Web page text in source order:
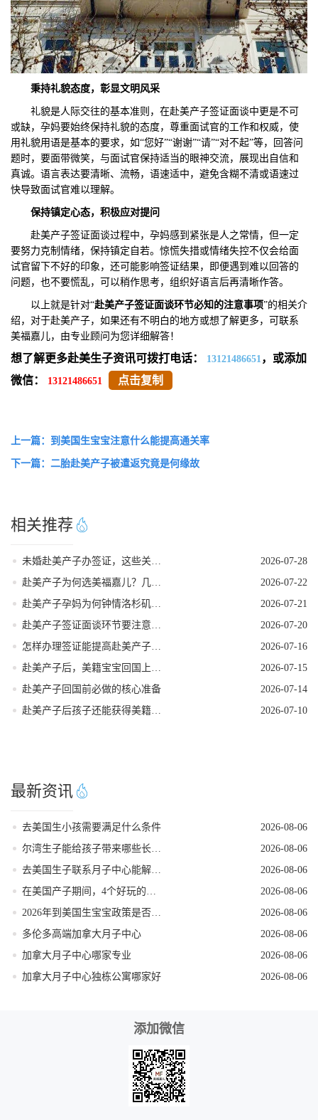
秉持礼貌态度，彰显文明风采
礼貌是人际交往的基本准则，在赴美产子签证面谈中更是不可
或缺，孕妈要始终保持礼貌的态度，尊重面试官的工作和权威，使
用礼貌用语是基本的要求，如“您好”“谢谢”“请”“对不起”等，回答问
题时，要面带微笑，与面试官保持适当的眼神交流，展现出自信和
真诚。语言表达要清晰、流畅，语速适中，避免含糊不清或语速过
快导致面试官难以理解。
保持镇定心态，积极应对提问
赴美产子签证面谈过程中，孕妈感到紧张是人之常情，但一定
要努力克制情绪，保持镇定自若。惊慌失措或情绪失控不仅会给面
试官留下不好的印象，还可能影响签证结果，即便遇到难以回答的
问题，也不要慌乱，可以稍作思考，组织好语言后再清晰作答。
以上就是针对“赴美产子签证面谈环节必知的注意事项”的相关介
绍，对于赴美产子，如果还有不明白的地方或想了解更多，可联系
美福嘉儿，由专业顾问为您详细解答！
想了解更多赴美生子资讯可拨打电话： 13121486651 ，或添加
微信：
13121486651 点击复制
上一篇：到美国生宝宝注意什么能提高通关率
下一篇：二胎赴美产子被遣返究竟是何缘故
相关推荐
2026-07-28
2026-07-22
2026-07-21
2026-07-20
2026-07-16
2026-07-15
赴美产子回国前必做的核心准备
2026-07-14
2026-07-10
最新资讯
去美国生小孩需要满足什么条件
2026-08-06
2026-08-06
2026-08-06
2026-08-06
2026-08-06
多伦多高端加拿大月子中心
2026-08-06
加拿大月子中心哪家专业
2026-08-06
加拿大月子中心独栋公寓哪家好
2026-08-06
添加微信